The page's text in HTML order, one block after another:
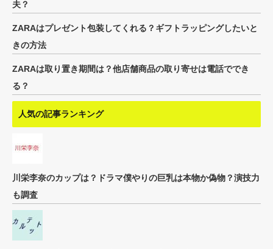
夫？
ZARAはプレゼント包装してくれる？ギフトラッピングしたいと
きの方法
ZARAは取り置き期間は？他店舗商品の取り寄せは電話ででき
る？
人気の記事ランキング
川栄李奈のカップは？ドラマ僕やりの巨乳は本物か偽物？演技力
も調査